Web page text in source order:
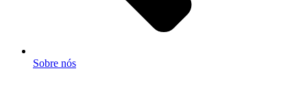
Sobre nós